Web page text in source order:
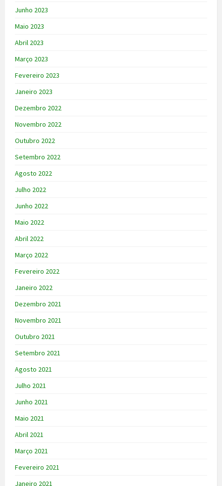
Junho 2023
Maio 2023
Abril 2023
Março 2023
Fevereiro 2023
Janeiro 2023
Dezembro 2022
Novembro 2022
Outubro 2022
Setembro 2022
Agosto 2022
Julho 2022
Junho 2022
Maio 2022
Abril 2022
Março 2022
Fevereiro 2022
Janeiro 2022
Dezembro 2021
Novembro 2021
Outubro 2021
Setembro 2021
Agosto 2021
Julho 2021
Junho 2021
Maio 2021
Abril 2021
Março 2021
Fevereiro 2021
Janeiro 2021